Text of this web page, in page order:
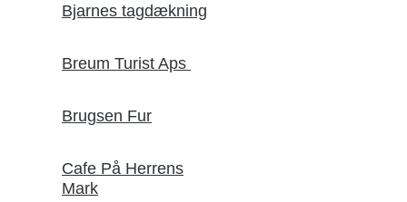
Bjarnes tagdækning
Breum Turist Aps
Brugsen Fur
Cafe På Herrens
Mark